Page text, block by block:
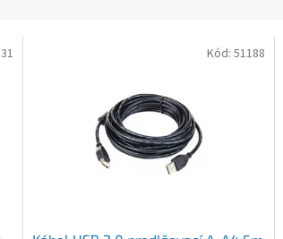
Kód: 51188